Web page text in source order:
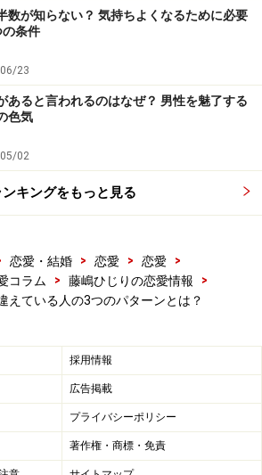
数が知らない？ 気持ちよくなるために必要
条件
23
あると言われるのはなぜ？ 男性を魅了する
色気
02
ンキングをもっと見る
恋愛・結婚 > 恋愛 > 恋愛
>
コラム
> 藤嶋ひじりの恋愛情報
>
えている人の3つのパターンとは？
採用情報
広告掲載
プライバシーポリシー
著作権・商標・免責